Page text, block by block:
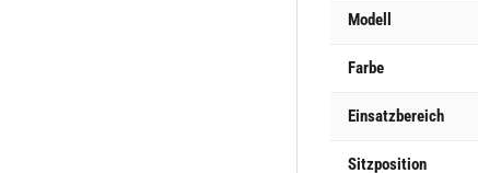
Modell
Farbe
Einsatzbereich
Sitzposition